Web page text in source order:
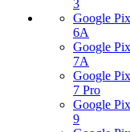
3
Google
6A
Google
7А
Google
7 Pro
Google
9